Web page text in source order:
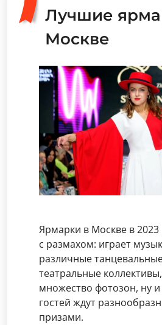
Лучшие
Москве
Ярмарки в Москве в 2023
с размахом: играет
различные
театральные
множество фотозон, ну
гостей ждут
призами.